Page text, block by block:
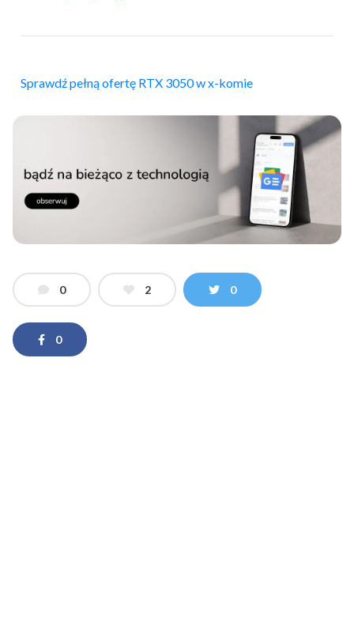
Sprawdź pełną ofertę RTX 3050 w x-komie
0 2 0
0